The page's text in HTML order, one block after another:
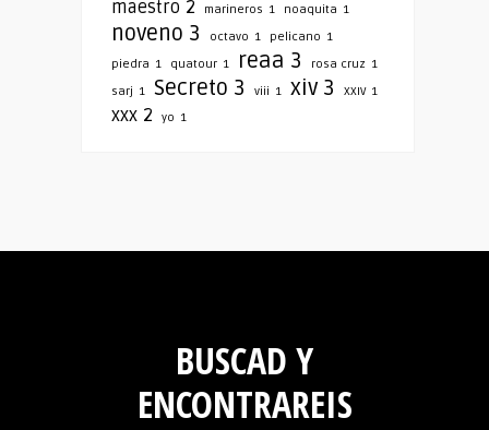
maestro 2 marineros 1 noaquita 1
noveno 3 octavo 1 pelicano 1
piedra 1 quatour 1 reaa 3 rosa cruz 1
sarj 1 Secreto 3 viii 1 xiv 3 XXIV 1
xxx 2 yo 1
BUSCAD Y
ENCONTRAREIS